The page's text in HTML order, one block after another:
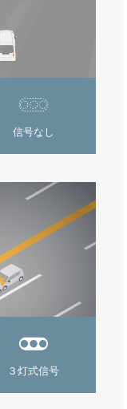
信号なし
３灯式信号